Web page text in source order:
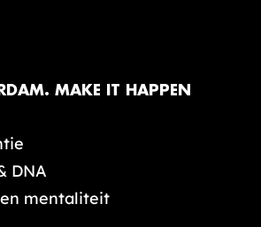
MAKE IT HAPPEN
DNA
mentaliteit